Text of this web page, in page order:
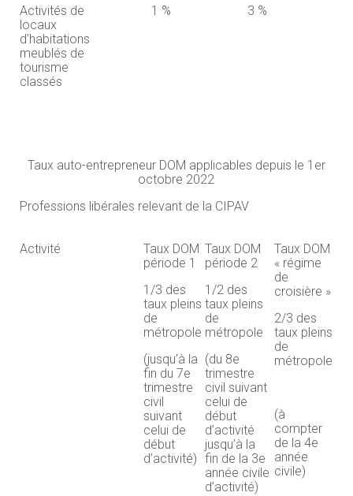
Activités de
locaux
d’habitations
meublés de
tourisme
classés
1 % 3 %
Taux auto-entrepreneur DOM applicables depuis le 1er
octobre 2022
Professions libérales relevant de la CIPAV
Activité
Taux DOM
période 1
1/3 des
taux pleins
de
métropole
(jusqu’à la
fin du 7e
trimestre
civil
suivant
celui de
début
d’activité)
Taux DOM
période 2
1/2 des
taux pleins
de
métropole
(du 8e
trimestre
civil suivant
celui de
début
d’activité
jusqu’à la
fin de la 3e
année civile
d’activité)
Taux DOM
« régime
de
croisière »
2/3 des
taux pleins
de
métropole
(à
compter
de la 4e
année
civile)